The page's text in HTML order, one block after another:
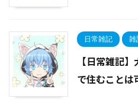
日常雑記 雑
【日常雑記
で住むことは